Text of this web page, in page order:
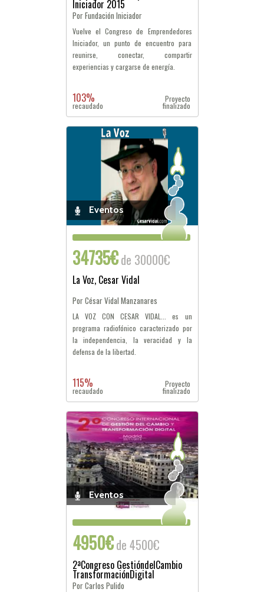
Iniciador 2015
Por Fundación Iniciador
Vuelve el Congreso de Emprendedores
Iniciador, un punto de encuentro para
reunirse, conectar, compartir
experiencias y cargarse de energía.
103%
recaudado
Proyecto
finalizado
Eventos
34735€de 30000€
La Voz, Cesar Vidal
Por César Vidal Manzanares
LA VOZ CON CESAR VIDAL... es un
programa radiofónico caracterizado por
la independencia, la veracidad y la
defensa de la libertad.
115%
recaudado
Proyecto
finalizado
Eventos
4950€de 4500€
2ªCongreso GestióndelCambio
TransformaciónDigital
Por Carlos Pulido